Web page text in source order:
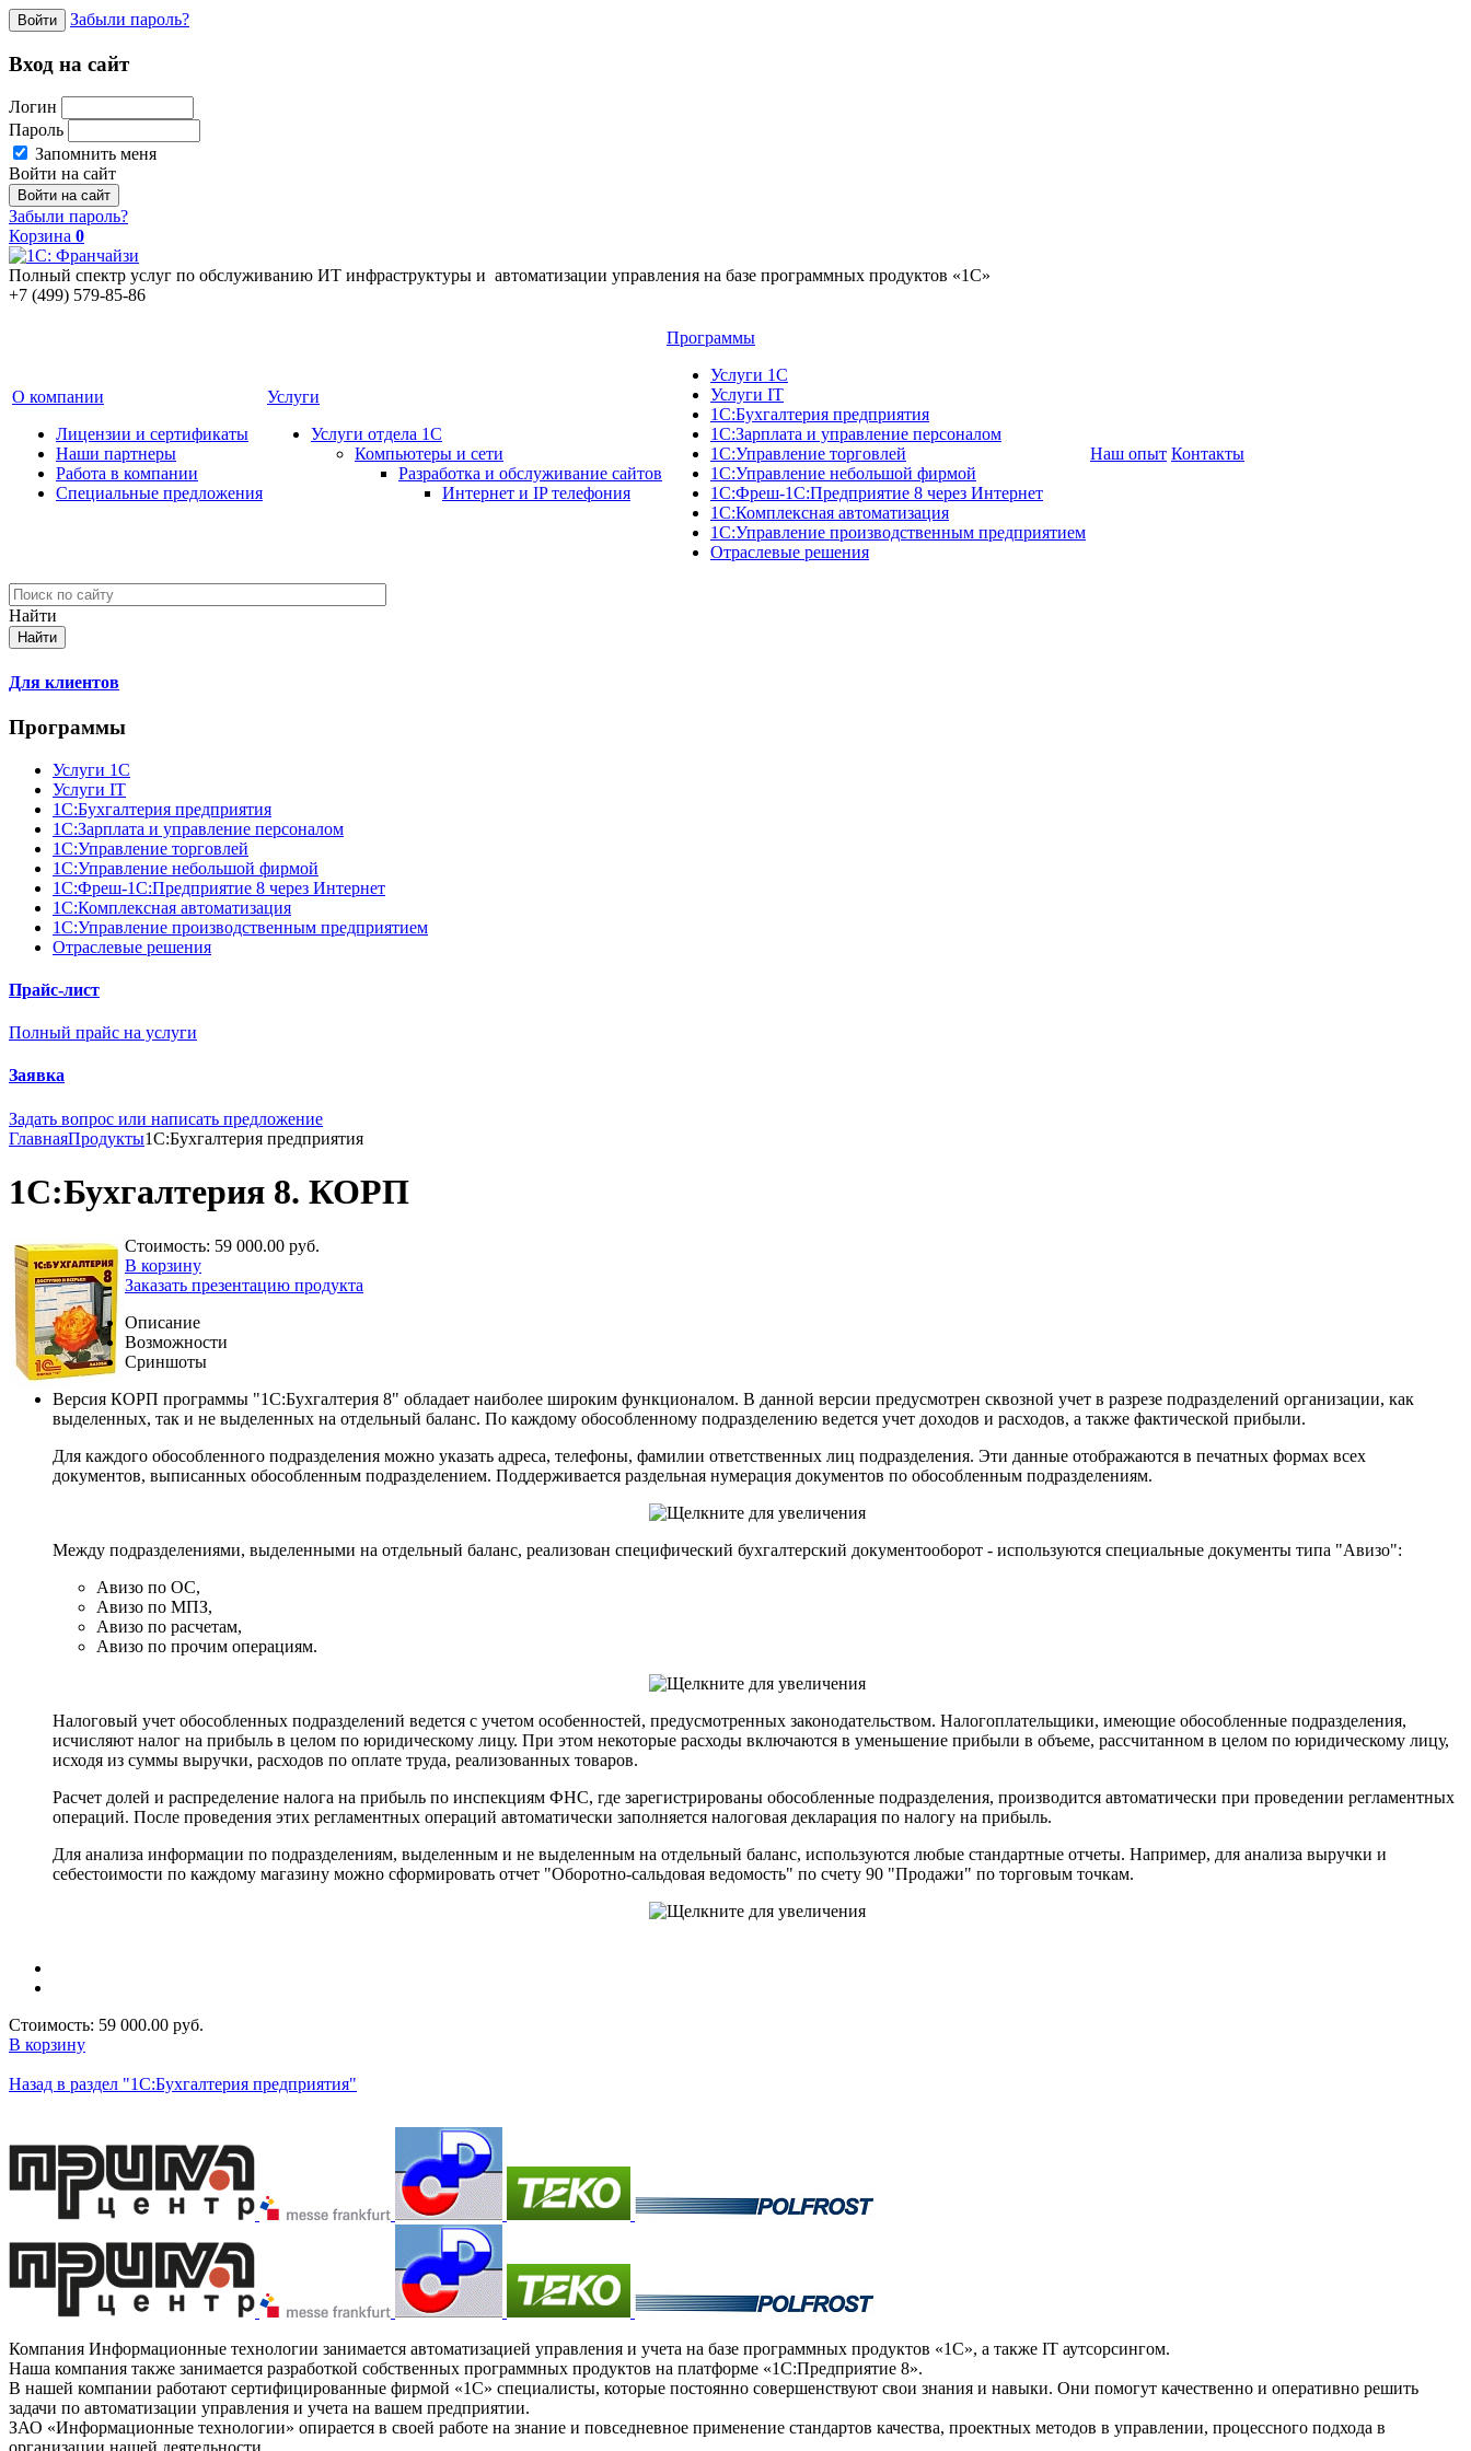
Войти Забыли пароль?
Вход на сайт
Логин
Пароль
Запомнить меня
Войти на сайт
Забыли пароль?
Корзина 0
Полный спектр услуг по обслуживанию ИТ инфраструктуры и автоматизации управления на базе программных продуктов «1С»
+7 (499) 579-85-86
О компании
Лицензии и сертификаты
Наши партнеры
Работа в компании
Специальные предложения
Услуги
Услуги отдела 1С
Компьютеры и сети
Разработка и обслуживание сайтов
Интернет и IP телефония
Программы
Услуги 1С
Услуги IT
1С:Бухгалтерия предприятия
1С:Зарплата и управление персоналом
1С:Управление торговлей
1С:Управление небольшой фирмой
1C:Фреш-1C:Предприятие 8 через Интернет
1С:Комплексная автоматизация
1С:Управление производственным предприятием
Отраслевые решения
Наш опыт Контакты
Найти
Для клиентов
Программы
Услуги 1С
Услуги IT
1С:Бухгалтерия предприятия
1С:Зарплата и управление персоналом
1С:Управление торговлей
1С:Управление небольшой фирмой
1C:Фреш-1C:Предприятие 8 через Интернет
1С:Комплексная автоматизация
1С:Управление производственным предприятием
Отраслевые решения
Прайс-лист
Полный прайс на услуги
Заявка
Задать вопрос или написать предложение
ГлавнаяПродукты1С:Бухгалтерия предприятия
1С:Бухгалтерия 8. КОРП
Стоимость: 59 000.00 руб.
В корзину
Заказать презентацию продукта
Описание
Возможности
Сриншоты
Версия КОРП программы "1С:Бухгалтерия 8" обладает наиболее широким функционалом. В данной версии предусмотрен сквозной учет в разрезе подразделений организации, как
выделенных, так и не выделенных на отдельный баланс. По каждому обособленному подразделению ведется учет доходов и расходов, а также фактической прибыли.
Для каждого обособленного подразделения можно указать адреса, телефоны, фамилии ответственных лиц подразделения. Эти данные отображаются в печатных формах всех
документов, выписанных обособленным подразделением. Поддерживается раздельная нумерация документов по обособленным подразделениям.
Между подразделениями, выделенными на отдельный баланс, реализован специфический бухгалтерский документооборот - используются специальные документы типа "Авизо":
Авизо по ОС,
Авизо по МПЗ,
Авизо по расчетам,
Авизо по прочим операциям.
Налоговый учет обособленных подразделений ведется с учетом особенностей, предусмотренных законодательством. Налогоплательщики, имеющие обособленные подразделения,
исчисляют налог на прибыль в целом по юридическому лицу. При этом некоторые расходы включаются в уменьшение прибыли в объеме, рассчитанном в целом по юридическому лицу,
исходя из суммы выручки, расходов по оплате труда, реализованных товаров.
Расчет долей и распределение налога на прибыль по инспекциям ФНС, где зарегистрированы обособленные подразделения, производится автоматически при проведении регламентных
операций. После проведения этих регламентных операций автоматически заполняется налоговая декларация по налогу на прибыль.
Для анализа информации по подразделениям, выделенным и не выделенным на отдельный баланс, используются любые стандартные отчеты. Например, для анализа выручки и
себестоимости по каждому магазину можно сформировать отчет "Оборотно-сальдовая ведомость" по счету 90 "Продажи" по торговым точкам.
Стоимость: 59 000.00 руб.
В корзину
Назад в раздел "1С:Бухгалтерия предприятия"
Компания Информационные технологии занимается автоматизацией управления и учета на базе программных продуктов «1С», а также IT аутсорсингом.
Наша компания также занимается разработкой собственных программных продуктов на платформе «1С:Предприятие 8».
В нашей компании работают сертифицированные фирмой «1С» специалисты, которые постоянно совершенствуют свои знания и навыки. Они помогут качественно и оперативно решить
задачи по автоматизации управления и учета на вашем предприятии.
ЗАО «Информационные технологии» опирается в своей работе на знание и повседневное применение стандартов качества, проектных методов в управлении, процессного подхода в
организации нашей деятельности.